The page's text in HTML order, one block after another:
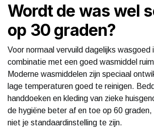
Wordt de was wel
op 30 graden?
Voor normaal vervuild dagelijks wasgoed
combinatie met een goed wasmiddel
Moderne wasmiddelen zijn speciaal
lage temperaturen goed te reinigen.
handdoeken en kleding van zieke
de hygiëne beter af en toe op 60
niet je standaardinstelling te zijn.